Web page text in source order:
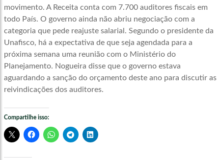
movimento. A Receita conta com 7.700 auditores fiscais em
todo País. O governo ainda não abriu negociação com a
categoria que pede reajuste salarial. Segundo o presidente da
Unafisco, há a expectativa de que seja agendada para a
próxima semana uma reunião com o Ministério do
Planejamento. Nogueira disse que o governo estava
aguardando a sanção do orçamento deste ano para discutir as
reivindicações dos auditores.
Compartilhe isso: